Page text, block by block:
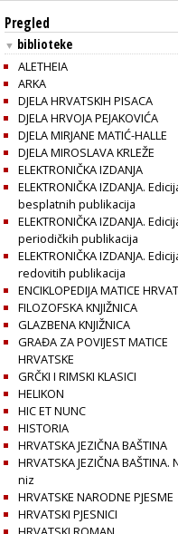
Pregled
▼ biblioteke
ALETHEIA
ARKA
DJELA HRVATSKIH PISACA
DJELA HRVOJA PEJAKOVIĆA
DJELA MIRJANE MATIĆ-HALLE
DJELA MIROSLAVA KRLEŽE
ELEKTRONIČKA IZDANJA
ELEKTRONIČKA IZDANJA.
besplatnih publikacija
ELEKTRONIČKA IZDANJA.
periodičkih publikacija
ELEKTRONIČKA IZDANJA.
redovitih publikacija
ENCIKLOPEDIJA MATICE
FILOZOFSKA KNJIŽNICA
GLAZBENA KNJIŽNICA
GRAĐA ZA POVIJEST MATICE
HRVATSKE
GRČKI I RIMSKI KLASICI
HELIKON
HIC ET NUNC
HISTORIA
HRVATSKA JEZIČNA BAŠTINA
HRVATSKA JEZIČNA BAŠTINA.
niz
HRVATSKE NARODNE PJESME
HRVATSKI PJESNICI